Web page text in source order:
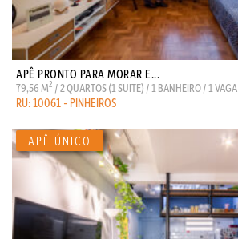
APÊ PRONTO PARA MORAR E...
79,56 M2 / 2 QUARTOS (1 SUITE) / 1 BANHEIRO / 1 VAGA
RU: 10061 - PINHEIROS